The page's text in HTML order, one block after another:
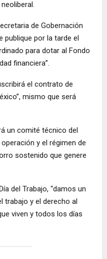
de Gobernación
publique por la tarde el
para dotar al Fondo
financiera”.
el contrato de
mismo que será
un comité técnico del
y el régimen de
sostenido que genere
del Trabajo, “damos un
trabajo y el derecho al
viven y todos los días